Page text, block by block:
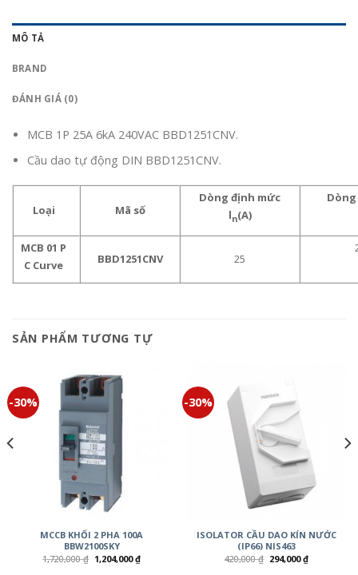
MÔ TẢ
BRAND
ĐÁNH GIÁ (0)
MCB 1P 25A 6kA 240VAC BBD1251CNV.
Cầu dao tự động DIN BBD1251CNV.
Loại Mã số
Dòng định mức
ln(A)
MCB 01 P
C Curve
BBD1251CNV 25
SẢN PHẨM TƯƠNG TỰ
-30%
MCCB KHỐI 2 PHA 100A
BBW2100SKY
1,720,000₫ 1,204,000₫
-30%
ISOLATOR CẦU DAO KÍN NƯỚC
(IP66) NIS463
420,000₫ 294,000₫